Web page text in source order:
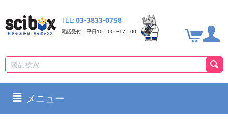
TEL:03-3833-0758
電話受付：平日10：00〜17：00
メニュー